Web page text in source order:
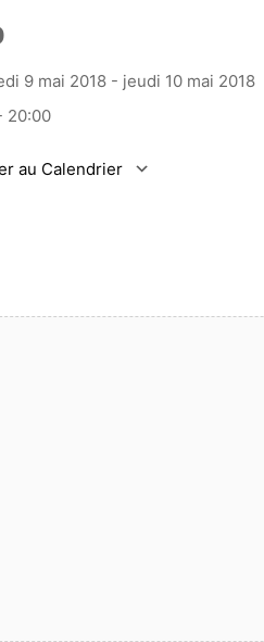
9 mai 2018 - jeudi 10 mai 2018
20:00
au Calendrier